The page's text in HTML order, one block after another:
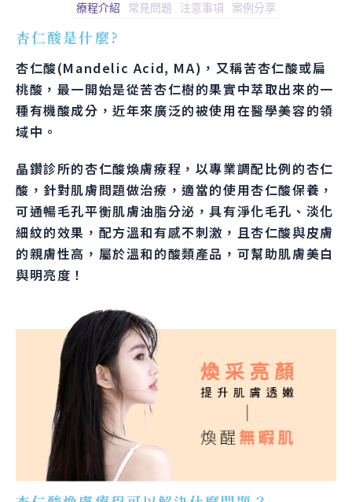
療程介紹 常見問題 注意事項 案例分享
杏仁酸是什麼?
杏仁酸(Mandelic Acid, MA)，又稱苦杏仁酸或扁
桃酸，最一開始是從苦杏仁樹的果實中萃取出來的一
種有機酸成分，近年來廣泛的被使用在醫學美容的領
域中。
晶鑽診所的杏仁酸煥膚療程，以專業調配比例的杏仁
酸，針對肌膚問題做治療，適當的使用杏仁酸保養，
可通暢毛孔平衡肌膚油脂分泌，具有淨化毛孔、淡化
細紋的效果，配方溫和有感不刺激，且杏仁酸與皮膚
的親膚性高，屬於溫和的酸類產品，可幫助肌膚美白
與明亮度！